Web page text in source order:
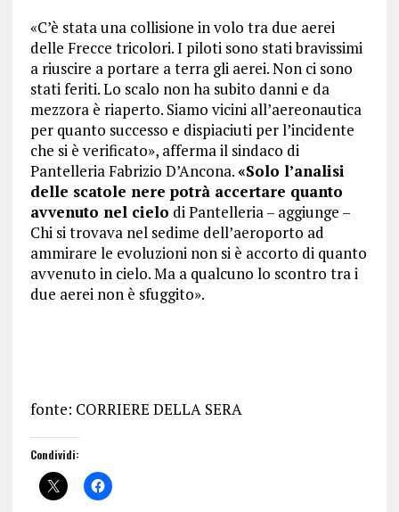
«C’è stata una collisione in volo tra due aerei
delle Frecce tricolori. I piloti sono stati bravissimi
a riuscire a portare a terra gli aerei. Non ci sono
stati feriti. Lo scalo non ha subito danni e da
mezzora è riaperto. Siamo vicini all’aereonautica
per quanto successo e dispiaciuti per l’incidente
che si è verificato», afferma il sindaco di
Pantelleria Fabrizio D’Ancona.«Solo l’analisi
delle scatole nere potrà accertare quanto
avvenuto nel cielo di Pantelleria – aggiunge –
Chi si trovava nel sedime dell’aeroporto ad
ammirare le evoluzioni non si è accorto di quanto
avvenuto in cielo. Ma a qualcuno lo scontro tra i
due aerei non è sfuggito».
fonte: CORRIERE DELLA SERA
Condividi: